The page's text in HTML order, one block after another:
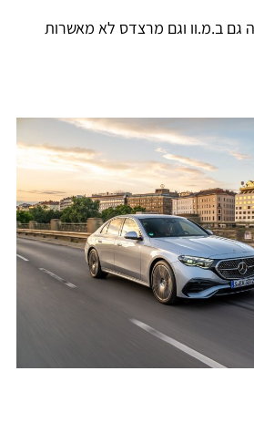
גם ב.מ.וו וגם מרצדס לא מאשרות